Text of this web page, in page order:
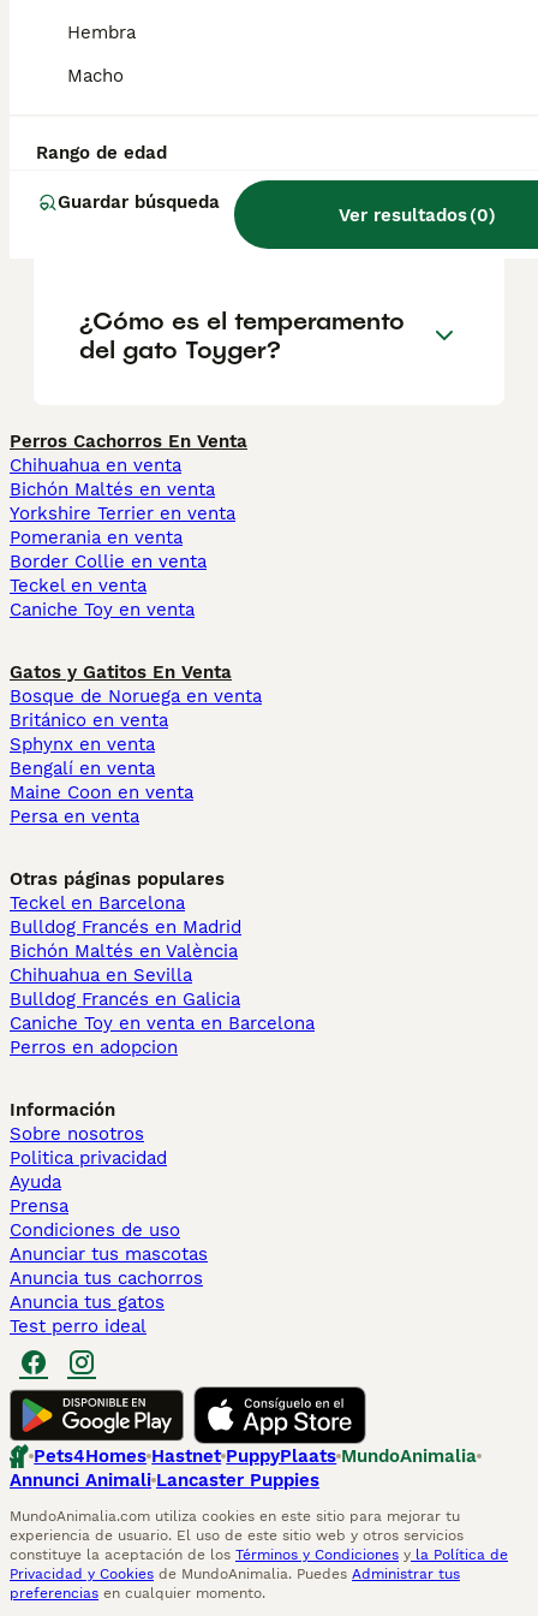
Hembra
Macho
Rango de edad
Guardar búsqueda
Ver resultados(0)
¿Qué es un Toyger?
¿Cómo es el temperamento
del gato Toyger?
Perros Cachorros En Venta
Chihuahua en venta
Bichón Maltés en venta
Yorkshire Terrier en venta
Pomerania en venta
Border Collie en venta
Teckel en venta
Caniche Toy en venta
Gatos y Gatitos En Venta
Bosque de Noruega en venta
Británico en venta
Sphynx en venta
Bengalí en venta
Maine Coon en venta
Persa en venta
Otras páginas populares
Teckel en Barcelona
Bulldog Francés en Madrid
Bichón Maltés en València
Chihuahua en Sevilla
Bulldog Francés en Galicia
Caniche Toy en venta en Barcelona
Perros en adopcion
Información
Sobre nosotros
Politica privacidad
Ayuda
Prensa
Condiciones de uso
Anunciar tus mascotas
Anuncia tus cachorros
Anuncia tus gatos
Test perro ideal
Pets4Homes Hastnet PuppyPlaats MundoAnimalia
Annunci Animali Lancaster Puppies
MundoAnimalia.com utiliza cookies en este sitio para mejorar tu
experiencia de usuario. El uso de este sitio web y otros servicios
constituye la aceptación de los Términos y Condiciones y la Política de
Privacidad y Cookies de MundoAnimalia. Puedes Administrar tus
preferencias en cualquier momento.